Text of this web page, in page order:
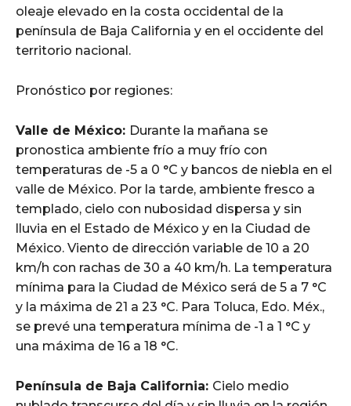
oleaje elevado en la costa occidental de la
península de Baja California y en el occidente del
territorio nacional.
Pronóstico por regiones:
Valle de México: Durante la mañana se
pronostica ambiente frío a muy frío con
temperaturas de -5 a 0 °C y bancos de niebla en el
valle de México. Por la tarde, ambiente fresco a
templado, cielo con nubosidad dispersa y sin
lluvia en el Estado de México y en la Ciudad de
México. Viento de dirección variable de 10 a 20
km/h con rachas de 30 a 40 km/h. La temperatura
mínima para la Ciudad de México será de 5 a 7 °C
y la máxima de 21 a 23 °C. Para Toluca, Edo. Méx.,
se prevé una temperatura mínima de -1 a 1 °C y
una máxima de 16 a 18 °C.
Península de Baja California: Cielo medio